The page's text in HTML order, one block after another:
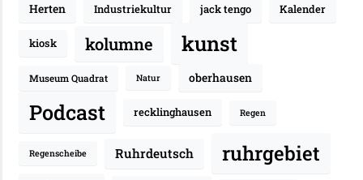
Herten
Industriekultur jack tengo Kalender
kiosk kolumne kunst
Museum Quadrat Natur oberhausen
Podcast recklinghausen Regen
Regenscheibe Ruhrdeutsch ruhrgebiet